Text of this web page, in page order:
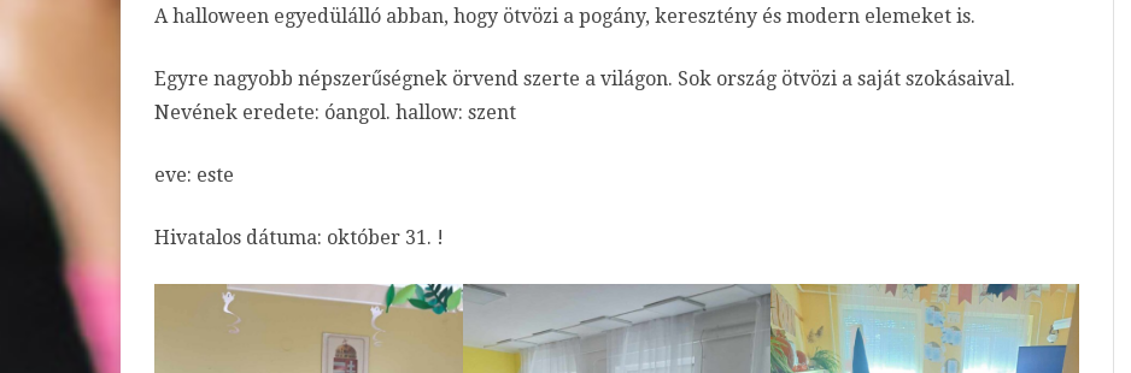
A halloween egyedülálló abban, hogy ötvözi a pogány, keresztény és modern elemeket is.
Egyre nagyobb népszerűségnek örvend szerte a világon. Sok ország ötvözi a saját szokásaival.
Nevének eredete: óangol. hallow: szent
eve: este
Hivatalos dátuma: október 31. !